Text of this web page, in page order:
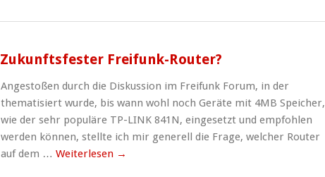
Zukunftsfester Freifunk-Router?
Angestoßen durch die Diskussion im Freifunk Forum, in der
thematisiert wurde, bis wann wohl noch Geräte mit 4MB Speicher,
wie der sehr populäre TP-LINK 841N, eingesetzt und empfohlen
werden können, stellte ich mir generell die Frage, welcher Router
auf dem … Weiterlesen →